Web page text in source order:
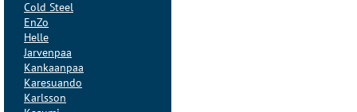
Cold Steel
EnZo
Helle
Jarvenpaa
Kankaanpaa
Karesuando
Karlsson